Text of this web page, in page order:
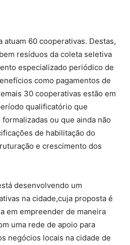
atuam 60 cooperativas. Destas,
resíduos da coleta seletiva
especializado periódico de
como pagamentos de
30 cooperativas estão em
qualificatório que
ou que ainda não
de habilitação do
e crescimento dos
desenvolvendo um
na cidade,cuja proposta é
em empreender de maneira
uma rede de apoio para
negócios locais na cidade de